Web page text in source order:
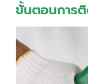
ขั้นตอนการ